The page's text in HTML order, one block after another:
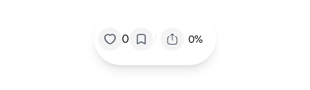
0 / 0%